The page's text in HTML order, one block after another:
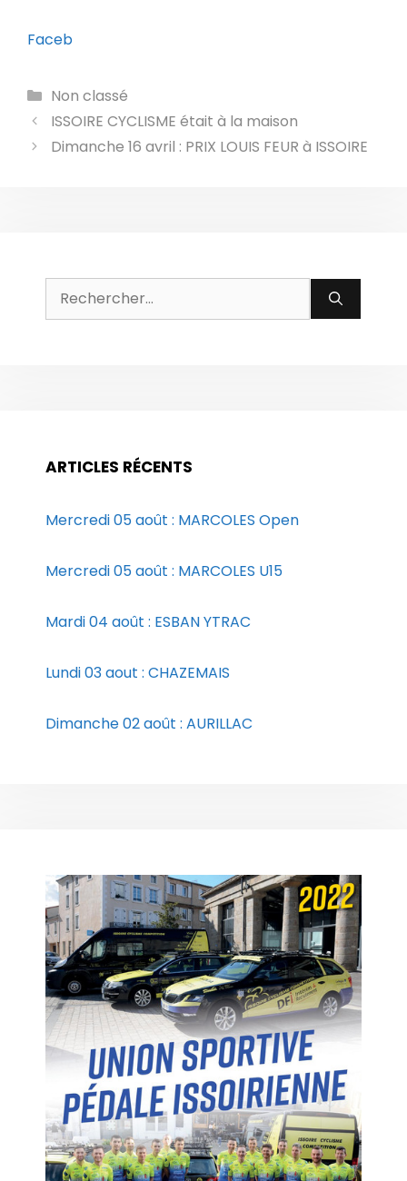
Faceb
Catégories
Non classé
ISSOIRE CYCLISME était à la maison
Dimanche 16 avril : PRIX LOUIS FEUR à ISSOIRE
Rechercher :
ARTICLES RÉCENTS
Mercredi 05 août : MARCOLES Open
Mercredi 05 août : MARCOLES U15
Mardi 04 août : ESBAN YTRAC
Lundi 03 aout : CHAZEMAIS
Dimanche 02 août : AURILLAC